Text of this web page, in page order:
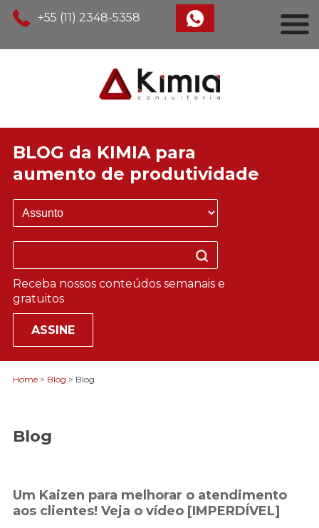
+55 (11) 2348-5358
BLOG da KIMIA para
aumento de produtividade
Receba nossos conteúdos semanais e
gratuitos
ASSINE
Home> Blog > Blog
Blog
Um Kaizen para melhorar o atendimento
aos clientes! Veja o vídeo [IMPERDÍVEL]